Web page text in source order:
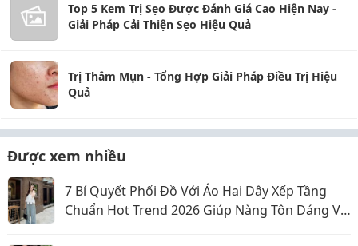
Top 5 Kem Trị Sẹo Được Đánh Giá Cao Hiện Nay -
Giải Pháp Cải Thiện Sẹo Hiệu Quả
Trị Thâm Mụn - Tổng Hợp Giải Pháp Điều Trị Hiệu
Quả
Được xem nhiều
7 Bí Quyết Phối Đồ Với Áo Hai Dây Xếp Tầng
Chuẩn Hot Trend 2026 Giúp Nàng Tôn Dáng Và